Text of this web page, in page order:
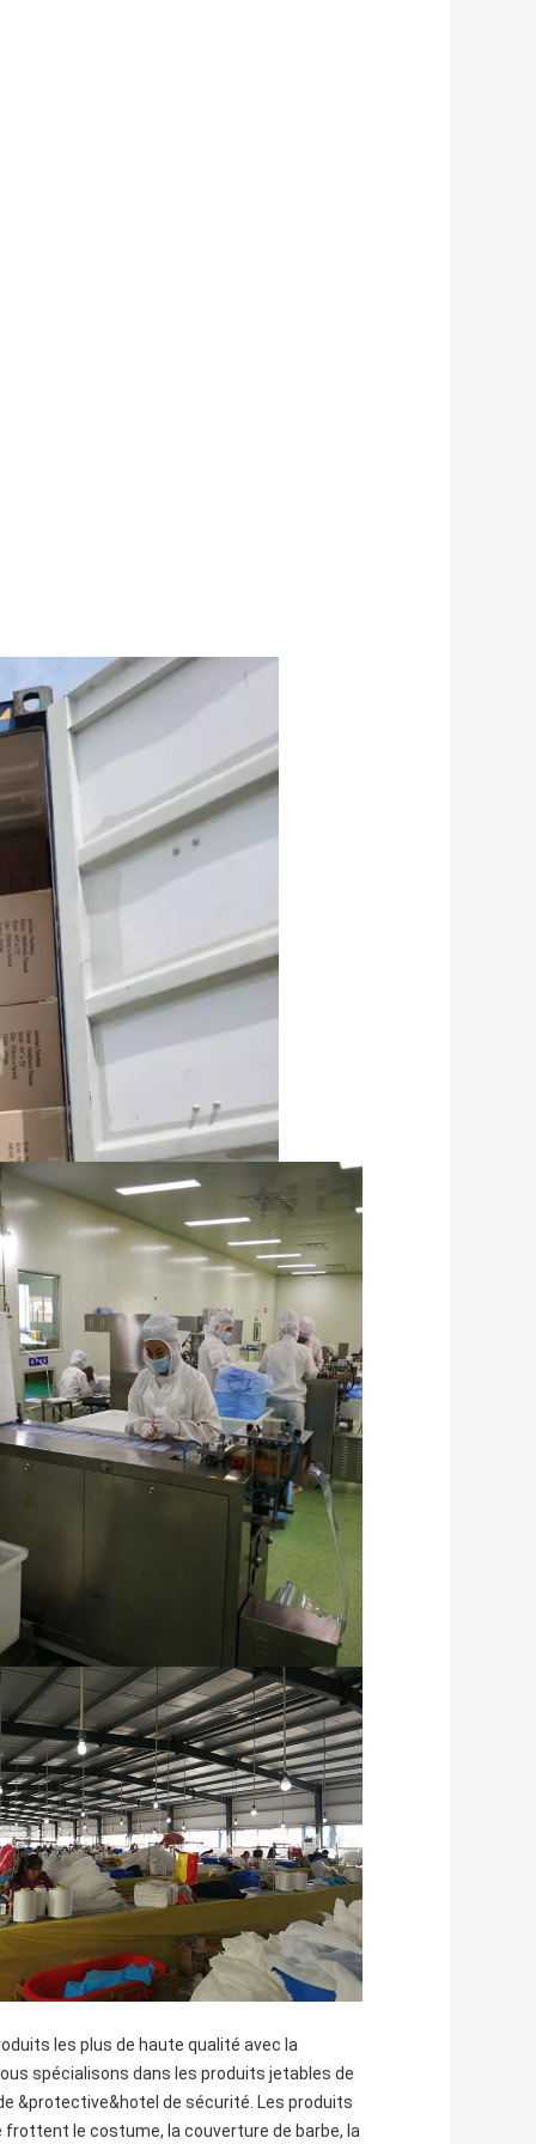
les plus de haute qualité avec la
spécialisons dans les produits jetables de
&protective&hotel de sécurité. Les produits
le costume, la couverture de barbe, la